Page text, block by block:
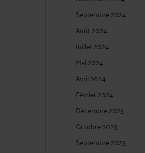
Septembre 2024
Août 2024
Juillet 2024
Mai 2024
Avril 2024
Février 2024
Décembre 2023
Octobre 2023
Septembre 2023